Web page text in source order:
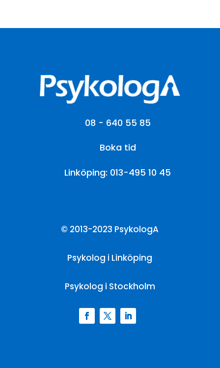
08 - 640 55 85
Boka tid
Linköping: 013-495 10 45
© 2013-2023 PsykologA
Psykolog i Linköping
Psykolog i Stockholm